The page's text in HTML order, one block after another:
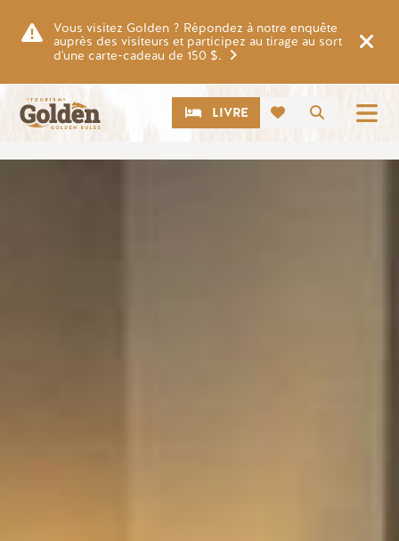
Vous visitez Golden ? Répondez à notre enquête
auprès des visiteurs et participez au tirage au sort
d'une carte-cadeau de 150 $.
CTALIVRE